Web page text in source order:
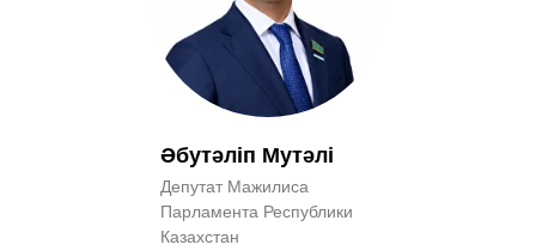
Әбутәліп Мутәлі
Депутат Мажилиса
Парламента Республики
Казахстан